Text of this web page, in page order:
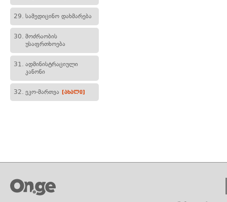
29. სამედიცინო დახმარება
30. მოძრაობის
უსაფრთხოება
31. ადმინისტრაციული
კანონი
32. ეკო-მართვა [ახალი]